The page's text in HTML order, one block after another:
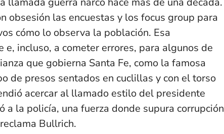
obsesión las encuestas y los focus group para
cómo lo observa la población. Esa
incluso, a cometer errores, para algunos de
que gobierna Santa Fe, como la famosa
de presos sentados en cuclillas y con el torso
acercar al llamado estilo del presidente
a la policía, una fuerza donde supura corrupción
Bullrich.